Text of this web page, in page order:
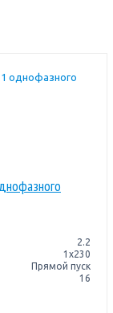
2.2
1х230
Прямой пуск
16